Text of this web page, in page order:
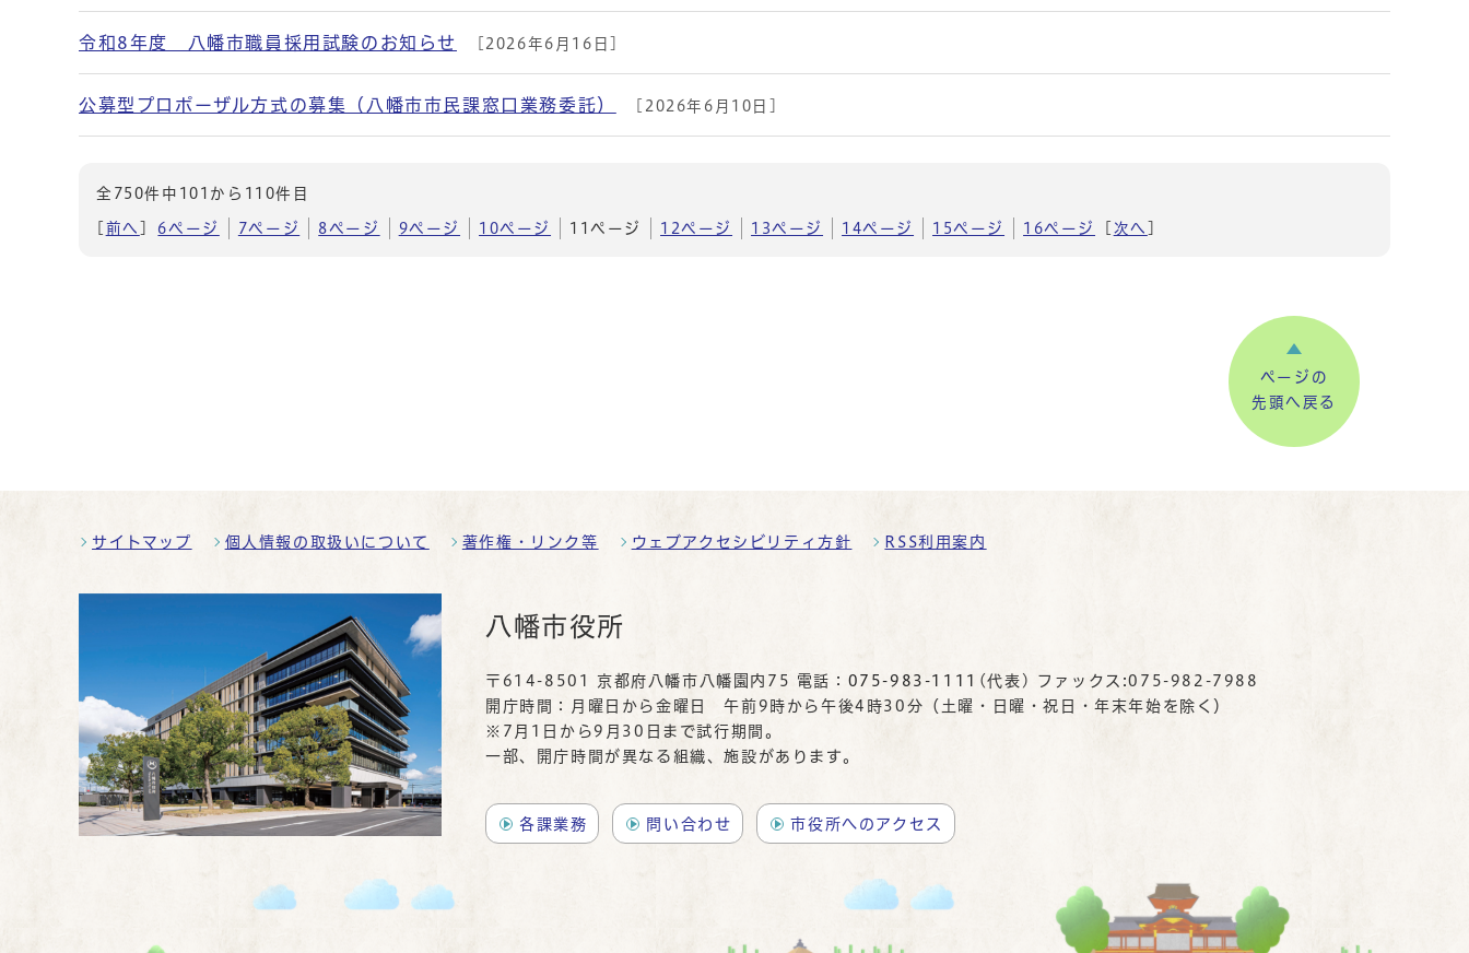
令和8年度 八幡市職員採用試験のお知らせ [2026年6月16日]
公募型プロポーザル方式の募集（八幡市市民課窓口業務委託） [2026年6月10日]
全750件中101から110件目
前へ 6ページ 7ページ 8ページ 9ページ 10ページ 11ページ 12ページ 13ページ 14ページ 15ページ 16ページ 次へ
ページの
先頭へ戻る
サイトマップ 個人情報の取扱いについて 著作権・リンク等 ウェブアクセシビリティ方針 RSS利用案内
八幡市役所
〒614-8501 京都府八幡市八幡園内75 電話： 075-983-1111
(代表) ファックス:075-982-7988
開庁時間：月曜日から金曜日 午前9時から午後4時30分（土曜・日曜・祝日・年末年始を除く）
※7月1日から9月30日まで試行期間。
一部、開庁時間が異なる組織、施設があります。
各課業務 問い合わせ 市役所へのアクセス